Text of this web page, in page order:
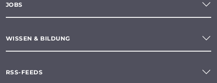
JOBS
WISSEN & BILDUNG
RSS-FEEDS